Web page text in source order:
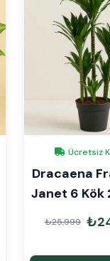
Ücretsiz
Dracaena
Janet 6 Kök
₺25,999